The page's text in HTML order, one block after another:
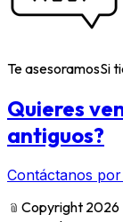
Te asesoramosSi
Quieres
antiguos?
Contáctanos
﹫ Copyright 2026